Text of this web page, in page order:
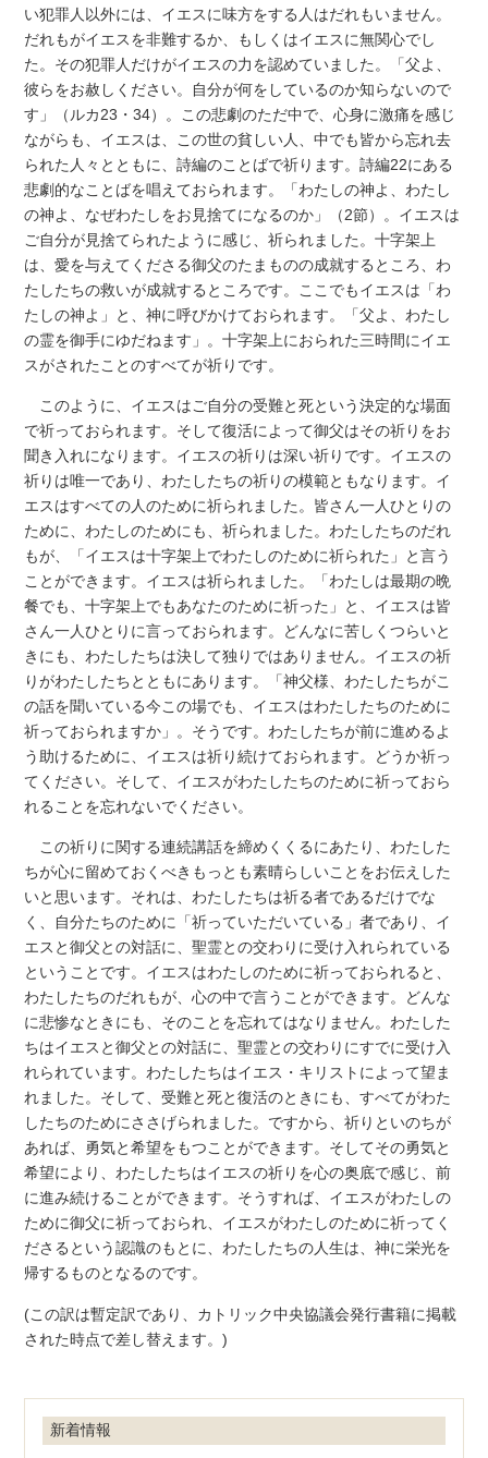
い犯罪人以外には、イエスに味方をする人はだれもいません。
だれもがイエスを非難するか、もしくはイエスに無関心でし
た。その犯罪人だけがイエスの力を認めていました。「父よ、
彼らをお赦しください。自分が何をしているのか知らないので
す」（ルカ23・34）。この悲劇のただ中で、心身に激痛を感じ
ながらも、イエスは、この世の貧しい人、中でも皆から忘れ去
られた人々とともに、詩編のことばで祈ります。詩編22にある
悲劇的なことばを唱えておられます。「わたしの神よ、わたし
の神よ、なぜわたしをお見捨てになるのか」（2節）。イエスは
ご自分が見捨てられたように感じ、祈られました。十字架上
は、愛を与えてくださる御父のたまものの成就するところ、わ
たしたちの救いが成就するところです。ここでもイエスは「わ
たしの神よ」と、神に呼びかけておられます。「父よ、わたし
の霊を御手にゆだねます」。十字架上におられた三時間にイエ
スがされたことのすべてが祈りです。
このように、イエスはご自分の受難と死という決定的な場面
で祈っておられます。そして復活によって御父はその祈りをお
聞き入れになります。イエスの祈りは深い祈りです。イエスの
祈りは唯一であり、わたしたちの祈りの模範ともなります。イ
エスはすべての人のために祈られました。皆さん一人ひとりの
ために、わたしのためにも、祈られました。わたしたちのだれ
もが、「イエスは十字架上でわたしのために祈られた」と言う
ことができます。イエスは祈られました。「わたしは最期の晩
餐でも、十字架上でもあなたのために祈った」と、イエスは皆
さん一人ひとりに言っておられます。どんなに苦しくつらいと
きにも、わたしたちは決して独りではありません。イエスの祈
りがわたしたちとともにあります。「神父様、わたしたちがこ
の話を聞いている今この場でも、イエスはわたしたちのために
祈っておられますか」。そうです。わたしたちが前に進めるよ
う助けるために、イエスは祈り続けておられます。どうか祈っ
てください。そして、イエスがわたしたちのために祈っておら
れることを忘れないでください。
この祈りに関する連続講話を締めくくるにあたり、わたした
ちが心に留めておくべきもっとも素晴らしいことをお伝えした
いと思います。それは、わたしたちは祈る者であるだけでな
く、自分たちのために「祈っていただいている」者であり、イ
エスと御父との対話に、聖霊との交わりに受け入れられている
ということです。イエスはわたしのために祈っておられると、
わたしたちのだれもが、心の中で言うことができます。どんな
に悲惨なときにも、そのことを忘れてはなりません。わたした
ちはイエスと御父との対話に、聖霊との交わりにすでに受け入
れられています。わたしたちはイエス・キリストによって望ま
れました。そして、受難と死と復活のときにも、すべてがわた
したちのためにささげられました。ですから、祈りといのちが
あれば、勇気と希望をもつことができます。そしてその勇気と
希望により、わたしたちはイエスの祈りを心の奥底で感じ、前
に進み続けることができます。そうすれば、イエスがわたしの
ために御父に祈っておられ、イエスがわたしのために祈ってく
ださるという認識のもとに、わたしたちの人生は、神に栄光を
帰するものとなるのです。
(この訳は暫定訳であり、カトリック中央協議会発行書籍に掲載
された時点で差し替えます。)
新着情報